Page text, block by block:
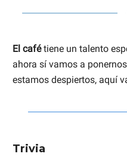
El cafétiene un talento
ahora sí vamos a
estamos despiertos, aquí
Trivia